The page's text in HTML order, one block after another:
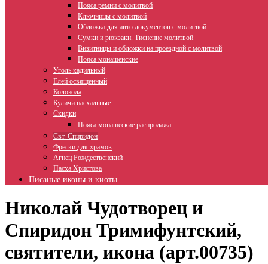
Пояса ремни с молитвой
Ключницы с молитвой
Обложка для авто документов с молитвой
Сумки и рюкзаки. Тиснение молитвой
Визитницы и обложки на проездной с молитвой
Пояса монашенские
Уголь кадильный
Елей освященный
Колокола
Куличи пасхальные
Скидки
Пояса монашеские распродажа
Свт. Спиридон
Фрески для храмов
Агнец Рождественский
Пасха Христова
Писаные иконы и киоты
Николай Чудотворец и
Спиридон Тримифунтский,
святители, икона (арт.00735)